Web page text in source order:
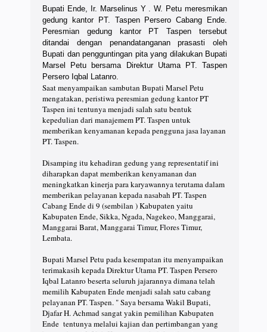
Bupati Ende, Ir. Marselinus Y . W. Petu meresmikan
gedung kantor PT. Taspen Persero Cabang Ende.
Peresmian gedung kantor PT Taspen tersebut
ditandai dengan penandatanganan prasasti oleh
Bupati dan pengguntingan pita yang dilakukan Bupati
Marsel Petu bersama Direktur Utama PT. Taspen
Persero Iqbal Latanro.
Saat menyampaikan sambutan Bupati Marsel Petu
mengatakan, peristiwa peresmian gedung kantor PT
Taspen ini tentunya menjadi salah satu bentuk
kepedulian dari manajemem PT. Taspen untuk
memberikan kenyamanan kepada pengguna jasa layanan
PT. Taspen.
Disamping itu kehadiran gedung yang representatif ini
diharapkan dapat memberikan kenyamanan dan
meningkatkan kinerja para karyawannya terutama dalam
memberikan pelayanan kepada nasabah PT. Taspen
Cabang Ende di 9 (sembilan ) Kabupaten yaitu
Kabupaten Ende, Sikka, Ngada, Nagekeo, Manggarai,
Manggarai Barat, Manggarai Timur, Flores Timur,
Lembata.
Bupati Marsel Petu pada kesempatan itu menyampaikan
terimakasih kepada Direktur Utama PT. Taspen Persero
Iqbal Latanro beserta seluruh jajarannya dimana telah
memilih Kabupaten Ende menjadi salah satu cabang
pelayanan PT. Taspen. " Saya bersama Wakil Bupati,
Djafar H. Achmad sangat yakin pemilihan Kabupaten
Ende tentunya melalui kajian dan pertimbangan yang